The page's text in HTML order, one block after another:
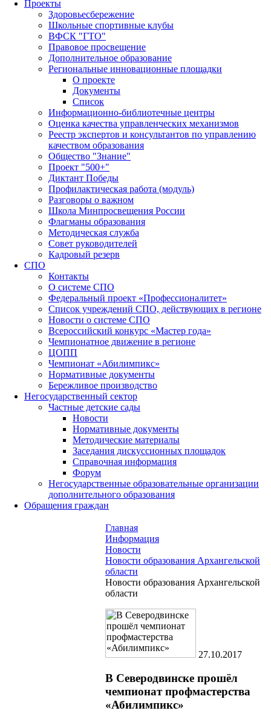
Проекты
Здоровьесбережение
Школьные спортивные клубы
ВФСК "ГТО"
Правовое просвещение
Дополнительное образование
Региональные инновационные площадки
О проекте
Документы
Список
Информационно-библиотечные центры
Оценка качества управленческих механизмов
Реестр экспертов и консультантов по управлению
качеством образования
Общество "Знание"
Проект "500+"
Диктант Победы
Профилактическая работа (модуль)
Разговоры о важном
Школа Минпросвещения России
Флагманы образования
Методическая служба
Совет руководителей
Кадровый резерв
СПО
Контакты
О системе СПО
Федеральный проект «Профессионалитет»
Список учреждений СПО, действующих в регионе
Новости о системе СПО
Всероссийский конкурс «Мастер года»
Чемпионатное движение в регионе
ЦОПП
Чемпионат «Абилимпикс»
Нормативные документы
Бережливое производство
Негосударственный сектор
Частные детские сады
Новости
Нормативные документы
Методические материалы
Заседания дискуссионных площадок
Справочная информация
Форум
Негосударственные образовательные организации
дополнительного образования
Обращения граждан
Главная
Информация
Новости
Новости образования Архангельской
области
Новости образования Архангельской
области
27.10.2017
В Северодвинске прошёл
чемпионат профмастерства
«Абилимпикс»